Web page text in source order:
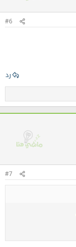
#6
رد
#7